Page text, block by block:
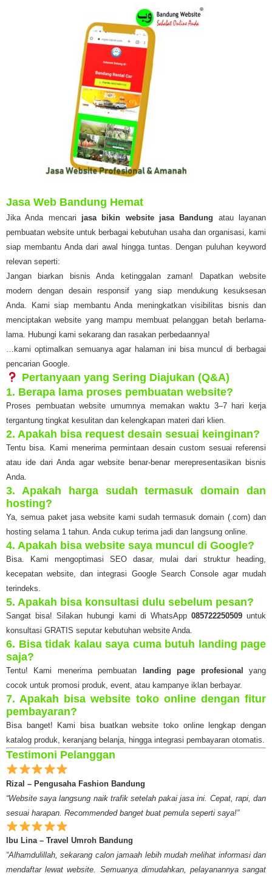
Jasa Web Bandung Hemat
Jika Anda mencari jasa bikin website jasa Bandung atau layanan
pembuatan website untuk berbagai kebutuhan usaha dan organisasi, kami
siap membantu Anda dari awal hingga tuntas. Dengan puluhan keyword
relevan seperti:
Jangan biarkan bisnis Anda ketinggalan zaman! Dapatkan website
modern dengan desain responsif yang siap mendukung kesuksesan
Anda. Kami siap membantu Anda meningkatkan visibilitas bisnis dan
menciptakan website yang mampu membuat pelanggan betah berlama-
lama. Hubungi kami sekarang dan rasakan perbedaannya!
…kami optimalkan semuanya agar halaman ini bisa muncul di berbagai
pencarian Google.
Pertanyaan yang Sering Diajukan (Q&A)
1. Berapa lama proses pembuatan website?
Proses pembuatan website umumnya memakan waktu 3–7 hari kerja
tergantung tingkat kesulitan dan kelengkapan materi dari klien.
2. Apakah bisa request desain sesuai keinginan?
Tentu bisa. Kami menerima permintaan desain custom sesuai referensi
atau ide dari Anda agar website benar-benar merepresentasikan bisnis
Anda.
3. Apakah harga sudah termasuk domain dan
hosting?
Ya, semua paket jasa website kami sudah termasuk domain (.com) dan
hosting selama 1 tahun. Anda cukup terima jadi dan langsung online.
4. Apakah bisa website saya muncul di Google?
Bisa. Kami mengoptimasi SEO dasar, mulai dari struktur heading,
kecepatan website, dan integrasi Google Search Console agar mudah
terindeks.
5. Apakah bisa konsultasi dulu sebelum pesan?
Sangat bisa! Silakan hubungi kami di WhatsApp 085722250509untuk
konsultasi GRATIS seputar kebutuhan website Anda.
6. Bisa tidak kalau saya cuma butuh landing page
saja?
Tentu! Kami menerima pembuatan landing page profesional
yang
cocok untuk promosi produk, event, atau kampanye iklan berbayar.
7. Apakah bisa website toko online dengan fitur
pembayaran?
Bisa banget! Kami bisa buatkan website toko online lengkap dengan
katalog produk, keranjang belanja, hingga integrasi pembayaran otomatis.
Testimoni Pelanggan
Rizal – Pengusaha Fashion Bandung
“Website saya langsung naik trafik setelah pakai jasa ini. Cepat, rapi, dan
sesuai harapan. Recommended banget buat pemula seperti saya!”
Ibu Lina – Travel Umroh Bandung
“Alhamdulillah, sekarang calon jamaah lebih mudah melihat informasi dan
mendaftar lewat website. Semuanya dimudahkan, pelayanannya sangat